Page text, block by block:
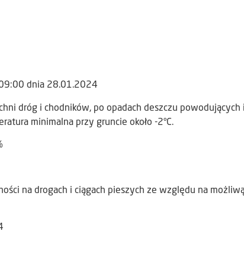
dnia 28.01.2024
dróg i chodników, po opadach deszczu powodujących
minimalna przy gruncie około -2°C.
na drogach i ciągach pieszych ze względu na